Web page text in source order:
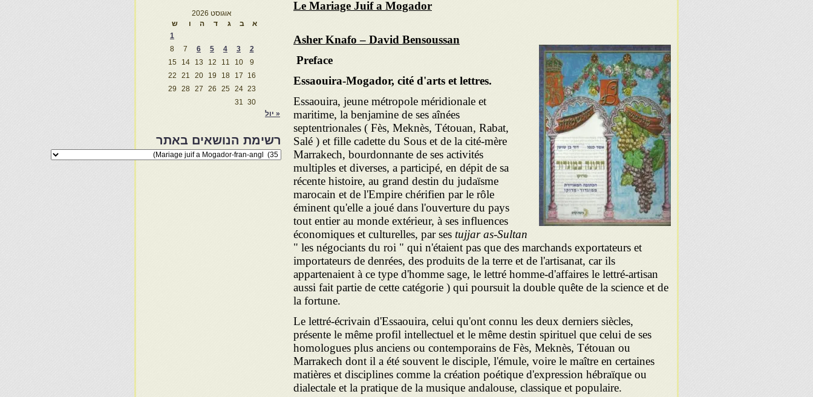
Le Mariage Juif a Mogador
Asher Knafo – David Bensoussan
Preface
Essaouira-Mogador, cité d'arts et lettres.
Essaouira, jeune métropole méridionale et
maritime, la benjamine de ses aînées
septentrionales ( Fès, Meknès, Tétouan, Rabat,
Salé ) et fille cadette du Sous et de la cité-mère
Marrakech, bourdonnante de ses activités
multiples et diverses, a participé, en dépit de sa
récente histoire, au grand destin du judaïsme
marocain et de l'Empire chérifien par le rôle
éminent qu'elle a joué dans l'ouverture du pays
tout entier au monde extérieur, à ses influences
économiques et culturelles, par ses tujjar as-Sultan
" les négociants du roi " qui n'étaient pas que des marchands exportateurs et
importateurs de denrées, des produits de la terre et de l'artisanat, car ils
appartenaient à ce type d'homme sage, le lettré homme-d'affaires le lettré-artisan
aussi fait partie de cette catégorie ) qui poursuit la double quête de la science et de
la fortune.
Le lettré-écrivain d'Essaouira, celui qu'ont connu les deux derniers siècles,
présente le même profil intellectuel et le même destin spirituel que celui de ses
homologues plus anciens ou contemporains de Fès, Meknès, Tétouan ou
Marrakech dont il a été souvent le disciple, l'émule, voire le maître en certaines
matières et disciplines comme la création poétique d'expression hébraïque ou
dialectale et la pratique de la musique andalouse, classique et populaire.
אוגוסט 2026
א
ב ג ד ה ו
ש
1
2
3
4
5
6
7
8
9
10
11
12
13
14
15
16
17
18
19
20
21
22
23
24
25
26
27
28
29
30
31
« יול
רשימת הנושאים באתר
רשימת
הנושאים